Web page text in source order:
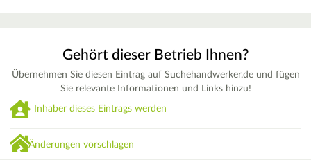
Gehört dieser Betrieb Ihnen?
Übernehmen Sie diesen Eintrag auf Suchehandwerker.de und fügen
Sie relevante Informationen und Links hinzu!
Inhaber dieses Eintrags werden
Änderungen vorschlagen